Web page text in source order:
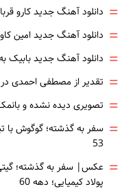
= دانلود آهنگ جدید کارو
= دانلود آهنگ جدید امین
= دانلود آهنگ جدید بابیک
= تقدیر از مصطفی احمدی در
= تصویری دیده نشده و
=
53
= عکس| سفر به گذشته؛ گیتی
پولاد کیمیایی؛ دهه 60